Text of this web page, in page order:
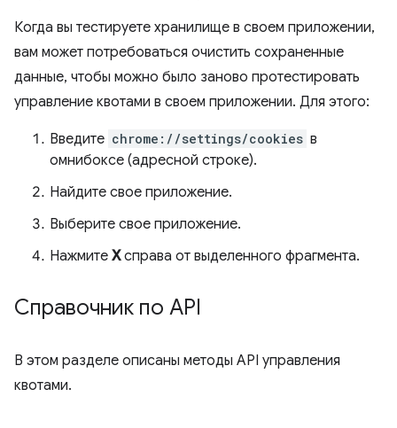
Когда вы тестируете хранилище в своем приложении,
вам может потребоваться очистить сохраненные
данные, чтобы можно было заново протестировать
управление квотами в своем приложении. Для этого:
Введите chrome://settings/cookies в
омнибоксе (адресной строке).
Найдите свое приложение.
Выберите свое приложение.
Нажмите Xсправа от выделенного фрагмента.
Справочник по API
В этом разделе описаны методы API управления
квотами.